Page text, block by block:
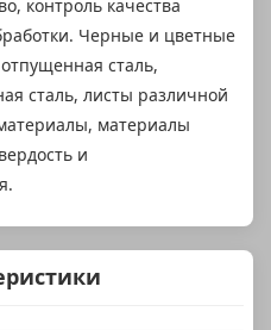
контроль качества
Черные и цветные
сталь,
сталь, листы различной
материалы
и